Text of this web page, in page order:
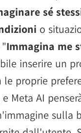
sé
o
Immagina me
inserire un
le proprie
Meta AI
sulla